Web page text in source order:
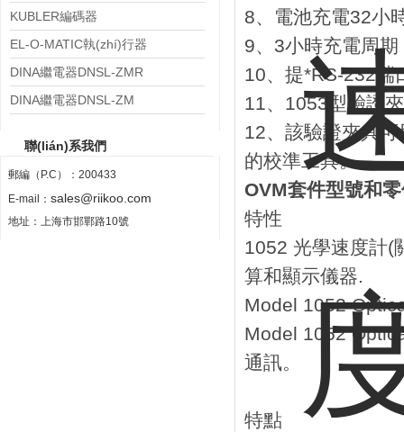
8.KIH50.0311.500.S234
KUBLER編碼器
8.KIH50.035A.1024.0080.S234
EL-O-MATIC執(zhí)行器
PS4000.M0A08A.00N0
DINA繼電器DNSL-ZMR
DINA繼電器DNSL-ZM
聯(lián)系我們
郵編（P.C）：200433
E-mail： sales@riikoo.com
地址：上海市邯鄲路10號
8、電池充電32小
9、3小時充電周期
10、提*RS-232端
11、1053型驗證
12、該驗證夾具
的校準工具。
OVM套件型號和
特性
1052 光學速度計(
算和顯示儀器.
Model 1052
Model 1052
通訊。
特點